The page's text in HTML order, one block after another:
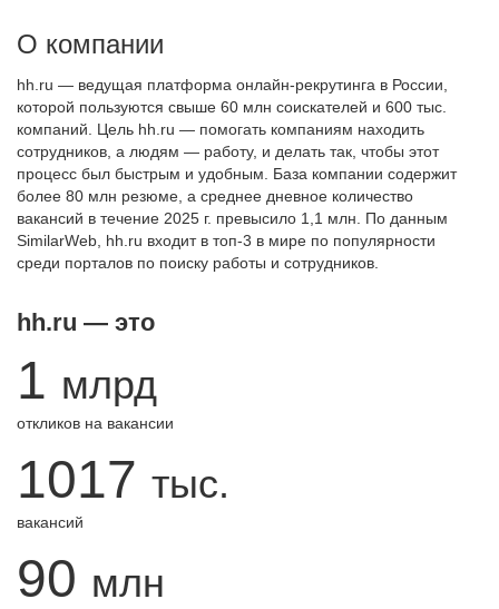
О компании
hh.ru — ведущая платформа онлайн-рекрутинга в России,
которой пользуются свыше 60 млн соискателей и 600 тыс.
компаний. Цель hh.ru — помогать компаниям находить
сотрудников, а людям — работу, и делать так, чтобы этот
процесс был быстрым и удобным. База компании содержит
более 80 млн резюме, а среднее дневное количество
вакансий в течение 2025 г. превысило 1,1 млн. По данным
SimilarWeb, hh.ru входит в топ-3 в мире по популярности
среди порталов по поиску работы и сотрудников.
hh.ru — это
1 млрд
откликов на вакансии
1017 тыс.
вакансий
90 млн